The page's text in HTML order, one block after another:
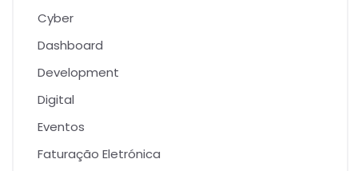
Cyber
Dashboard
Development
Digital
Eventos
Faturação Eletrónica